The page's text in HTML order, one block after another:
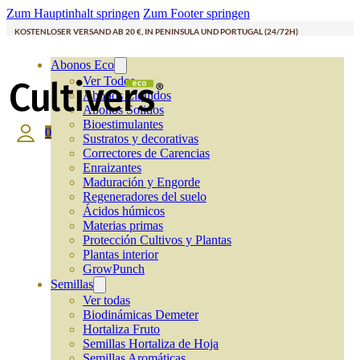
Zum Hauptinhalt springen Zum Footer springen
KOSTENLOSER VERSAND AB 20 €, IN PENINSULA UND PORTUGAL (24/72H)
Abonos Eco
Ver Todos
Abonos Líquidos
Abonos Solidos
Bioestimulantes
Sustratos y decorativas
Correctores de Carencias
Enraizantes
Maduración y Engorde
Regeneradores del suelo
Ácidos húmicos
Materias primas
Protección Cultivos y Plantas
Plantas interior
GrowPunch
Semillas
Ver todas
Biodinámicas Demeter
Hortaliza Fruto
Semillas Hortaliza de Hoja
0